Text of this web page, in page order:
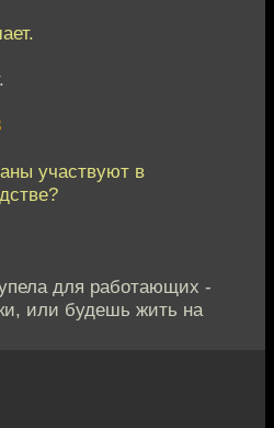
участвуют в
для работающих -
или будешь жить на